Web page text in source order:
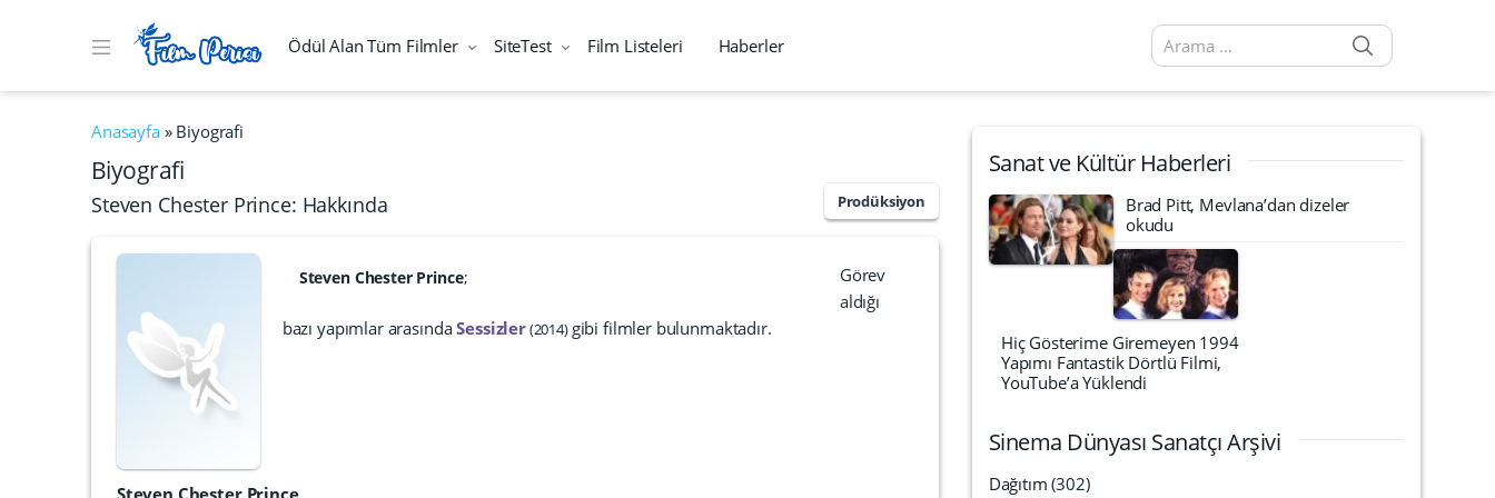
Ödül Alan Tüm Filmler SiteTest Film Listeleri Haberler
Arama sonuçları:
Anasayfa» Biyografi
Biyografi
Steven Chester Prince: Hakkında Prodüksiyon
Steven Chester Prince;
Görev
aldığı
bazı yapımlar arasındaSessizler 2014 gibi filmler bulunmaktadır.
Steven Chester Prince
Sanat ve Kültür Haberleri
Brad Pitt, Mevlana’dan dizeler
okudu
Hiç Gösterime Giremeyen 1994
Yapımı Fantastik Dörtlü Filmi,
YouTube’a Yüklendi
Sinema Dünyası Sanatçı Arşivi
Dağıtım (302)